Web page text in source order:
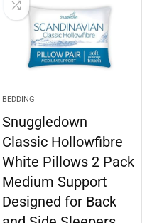
BEDDING
Snuggledown
Classic Hollowfibre
White Pillows 2 Pack
Medium Support
Designed for Back